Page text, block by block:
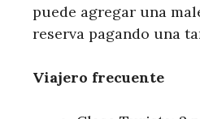
puede agregar una
reserva pagando una
Viajero frecuente